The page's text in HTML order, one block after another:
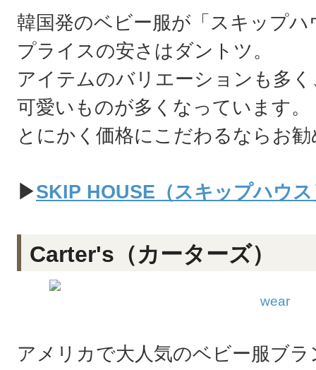
韓国発のベビー服が「スキップハ
プライスの安さはダントツ。
アイテムのバリエーションも多
可愛いものが多くなっています。
とにかく価格にこだわるならお
▶SKIP HOUSE（スキップハウ
Carter's（カーターズ）
wear
アメリカで大人気のベビー服ブ